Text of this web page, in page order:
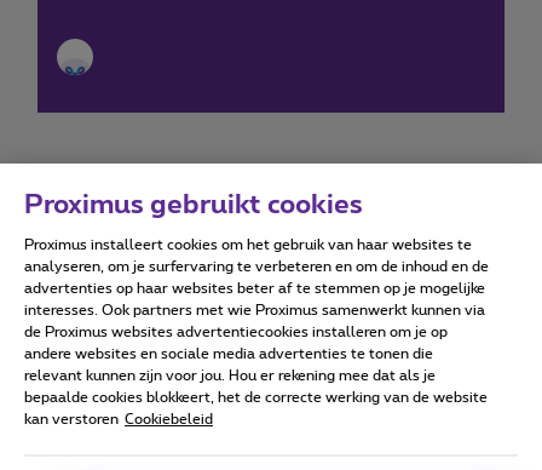
Forumvoorwaarden Accessibility statement
Alle rechten voorbehouden. © Proximus
Algemene voorwaarden, consumenteninfo
Proximus gebruikt cookies
Proximus installeert cookies om het gebruik van haar websites te
analyseren, om je surfervaring te verbeteren en om de inhoud en de
advertenties op haar websites beter af te stemmen op je mogelijke
interesses. Ook partners met wie Proximus samenwerkt kunnen via
de Proximus websites advertentiecookies installeren om je op
andere websites en sociale media advertenties te tonen die
relevant kunnen zijn voor jou. Hou er rekening mee dat als je
bepaalde cookies blokkeert, het de correcte werking van de website
kan verstoren Cookiebeleid